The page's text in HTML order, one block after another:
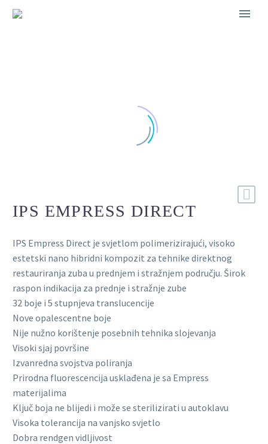
IPS EMPRESS DIRECT
IPS Empress Direct je svjetlom polimerizirajući, visoko
estetski nano hibridni kompozit za tehnike direktnog
restauriranja zuba u prednjem i stražnjem području. Širok
raspon indikacija za prednje i stražnje zube
32 boje i 5 stupnjeva translucencije
Nove opalescentne boje
Nije nužno korištenje posebnih tehnika slojevanja
Visoki sjaj površine
Izvanredna svojstva poliranja
Prirodna fluorescencija usklađena je sa Empress
materijalima
Ključ boja ne blijedi i može se sterilizirati u autoklavu
Visoka tolerancija na vanjsko svjetlo
Dobra rendgen vidljivost